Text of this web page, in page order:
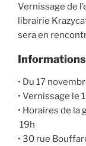
Vernissage de
librairie
sera en
• Du 17
• Vernissage le
• Horaires de la
19h
• 30 rue